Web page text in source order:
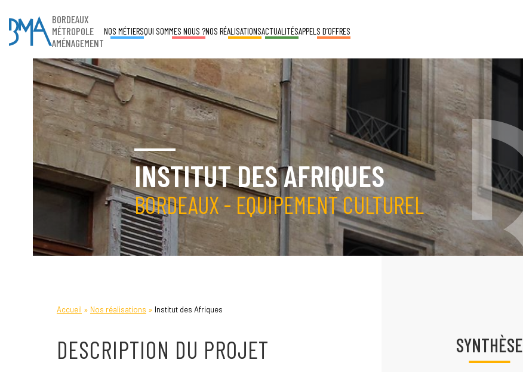
BORDEAUX
MÉTROPOLE
AMÉNAGEMENT
NOS MÉTIERSQUI SOMMES NOUS ?NOS RÉALISATIONSACTUALITÉSAPPELS D’OFFRES
INSTITUT DES AFRIQUES
BORDEAUX - EQUIPEMENT CULTUREL
Accueil » Nos réalisations » Institut des Afriques
DESCRIPTION DU PROJET SYNTHÈSE